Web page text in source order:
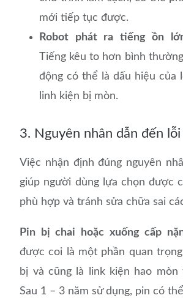
mới tiếp tục được.
Robot phát ra tiếng ồn
Tiếng kêu to hơn bình
động có thể là dấu hiệu của
linh kiện bị mòn.
3. Nguyên nhân dẫn đến
Việc nhận định đúng nguyên
giúp người dùng lựa chọn được
phù hợp và tránh sửa chữa sai
Pin bị chai hoặc xuống cấp
được coi là một phần quan
bị và cũng là link kiện hao mòn
Sau 1 – 3 năm sử dụng, pin có